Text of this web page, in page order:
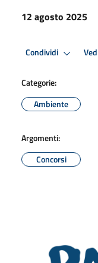
12 agosto 2025
Condividi
Categorie:
Ambiente
Argomenti:
Concorsi